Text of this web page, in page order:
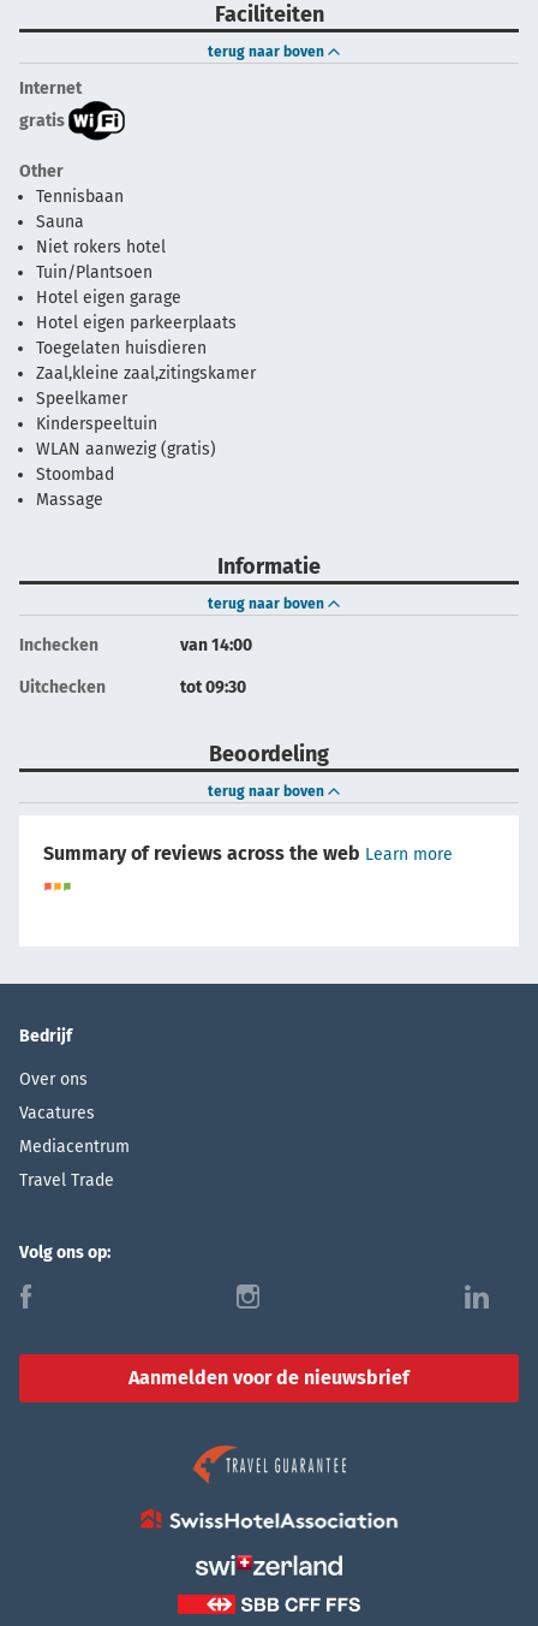
Faciliteiten
terug naar boven
Internet
gratis
Other
Tennisbaan
Sauna
Niet rokers hotel
Tuin/Plantsoen
Hotel eigen garage
Hotel eigen parkeerplaats
Toegelaten huisdieren
Zaal,kleine zaal,zitingskamer
Speelkamer
Kinderspeeltuin
WLAN aanwezig (gratis)
Stoombad
Massage
Informatie
terug naar boven
Inchecken van 14:00
Uitchecken tot 09:30
Beoordeling
terug naar boven
Summary of reviews across the web Learn more
Bedrijf
Over ons
Vacatures
Mediacentrum
Travel Trade
Volg ons op:
f i l
Aanmelden voor de nieuwsbrief